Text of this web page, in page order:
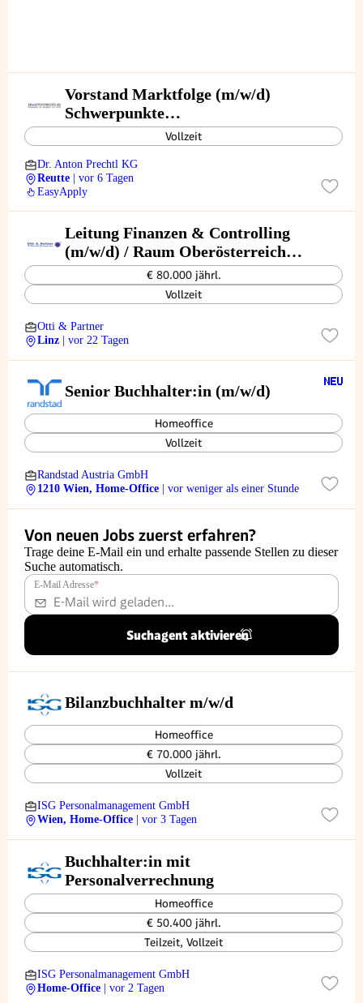
Vorstand Marktfolge (m/w/d)
Schwerpunkte
Finanzen/Risikomanagement/IT
Vollzeit
Dr. Anton Prechtl KG
Reutte
| vor 6 Tagen
EasyApply
Leitung Finanzen & Controlling
(m/w/d) / Raum Oberösterreich
(Zentralraum Linz / Innviertel)
€ 80.000 jährl.
Vollzeit
Otti & Partner
Linz
| vor 22 Tagen
Senior Buchhalter:in (m/w/d)
Homeoffice
Vollzeit
Randstad Austria GmbH
1210 Wien, Home-Office
| vor weniger als einer Stunde
Von neuen Jobs zuerst erfahren?
Trage deine E-Mail ein und erhalte passende Stellen zu dieser
Suche automatisch.
E-Mail Adresse*
Suchagent aktivieren
Bilanzbuchhalter m/w/d
Homeoffice
€ 70.000 jährl.
Vollzeit
ISG Personalmanagement GmbH
Wien, Home-Office
| vor 3 Tagen
Buchhalter:in mit
Personalverrechnung
Homeoffice
€ 50.400 jährl.
Teilzeit, Vollzeit
ISG Personalmanagement GmbH
Home-Office
| vor 2 Tagen